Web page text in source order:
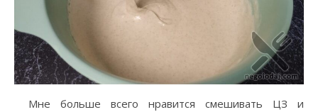
Мне больше всего нравится смешивать ЦЗ и